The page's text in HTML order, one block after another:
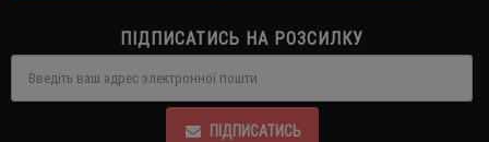
ПІДПИСАТИСЬ НА РОЗСИЛКУ
ПІДПИСАТИСЬ